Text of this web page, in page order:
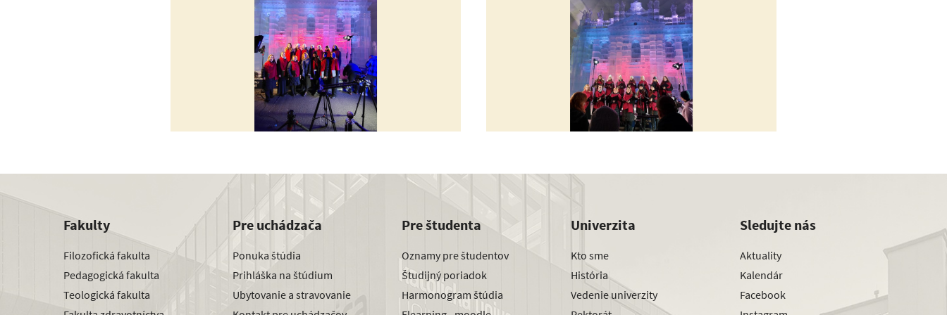
Fakulty
Filozofická fakulta
Pedagogická fakulta
Teologická fakulta
Pre uchádzača
Ponuka štúdia
Prihláška na štúdium
Ubytovanie a stravovanie
Pre študenta
Oznamy pre študentov
Študijný poriadok
Harmonogram štúdia
Univerzita
Kto sme
História
Vedenie univerzity
Sledujte nás
Aktuality
Kalendár
Facebook